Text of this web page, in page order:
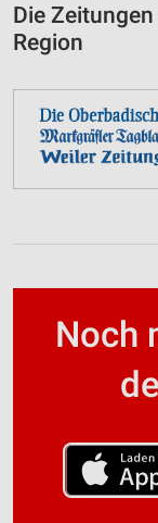
Die
Region
Noch